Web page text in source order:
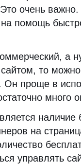
очень важно.
помощь
а
то
Он проще в
много
наличие
на
управлять